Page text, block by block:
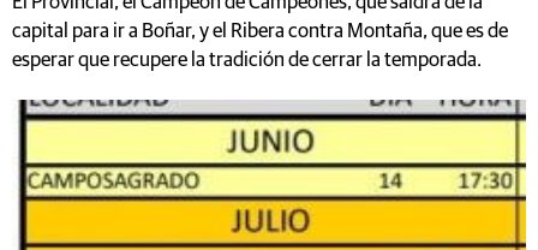
capital para ir a Boñar, y el Ribera contra Montaña, que es de
esperar que recupere la tradición de cerrar la temporada.